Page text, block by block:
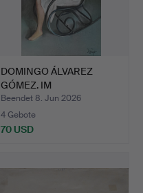
DOMINGO ÁLVAREZ
GÓMEZ. IM
SCHAUKELSTUHL. P…
Beendet 8. Jun 2026
4 Gebote
70 USD